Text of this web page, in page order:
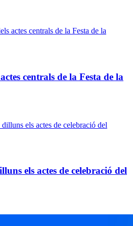
centrals de la Festa de la
els actes de celebració del